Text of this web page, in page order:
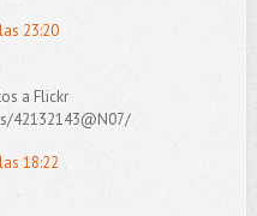
23:20
a Flickr
42132143@N07/
18:22